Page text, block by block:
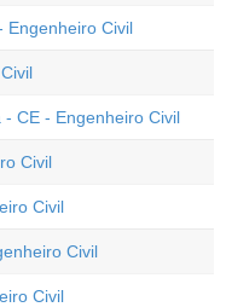
Engenheiro Civil
CE - Engenheiro Civil
Civil
Civil
Civil
Civil